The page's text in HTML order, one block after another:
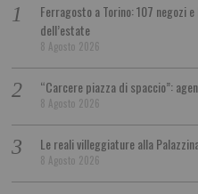
Ferragosto a Torino: 107 negozi
dell’estate
8 Agosto 2026
“Carcere piazza di spaccio”:
8 Agosto 2026
Le reali villeggiature alla
8 Agosto 2026